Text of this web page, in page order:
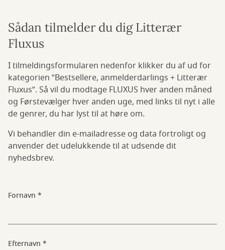
Sådan tilmelder du dig Litterær
Fluxus
I tilmeldingsformularen nedenfor klikker du af ud for
kategorien ”Bestsellere, anmelderdarlings + Litterær
Fluxus”. Så vil du modtage FLUXUS hver anden måned
og Førstevælger hver anden uge, med links til nyt i alle
de genrer, du har lyst til at høre om.
Vi behandler din e-mailadresse og data fortroligt og
anvender det udelukkende til at udsende dit
nyhedsbrev.
Fornavn
Efternavn